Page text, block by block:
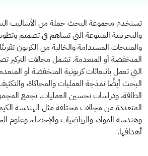
تستخدم مجموعة البحث جملة من الأساليب
والتجريبية المتنوعة التي تساهم في تصميم
والمنتجات المستدامة والخالية من الكربون
المنخفضة أو المنعدمة. تشمل مجالات التركيز
التي تعمل بانبعاثات كربونية المنخفضة أو
البحث أيضًا نمذجة العمليات والمحاكاة،
الطاقة، ودراسات تحسين العمليات. تجمع
المتعددة من مجالات مختلفة مثل الهندسة
وهندسة المواد، والرياضيات والإحصاء، وعلوم
أهدافها.